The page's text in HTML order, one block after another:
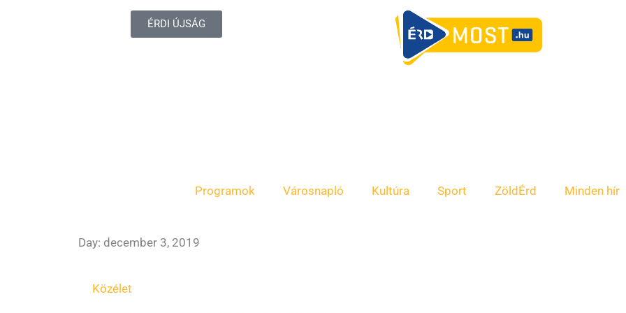
ÉRDI ÚJSÁG
Programok Városnapló Kultúra Sport ZöldÉrd Minden hír
Day: december 3, 2019
Közélet